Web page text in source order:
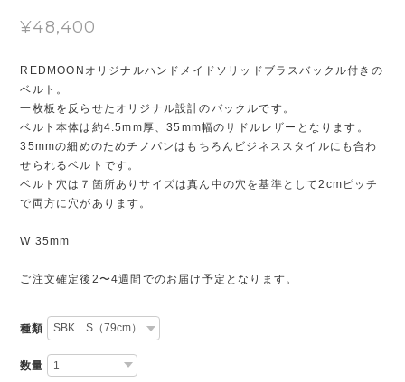
¥48,400
REDMOONオリジナルハンドメイドソリッドブラスバックル付きの
ベルト。
一枚板を反らせたオリジナル設計のバックルです。
ベルト本体は約4.5mm厚、35mm幅のサドルレザーとなります。
35mmの細めのためチノパンはもちろんビジネススタイルにも合わ
せられるベルトです。
ベルト穴は７箇所ありサイズは真ん中の穴を基準として2cmピッチ
で両方に穴があります。
W 35mm
ご注文確定後2〜4週間でのお届け予定となります。
種類
数量